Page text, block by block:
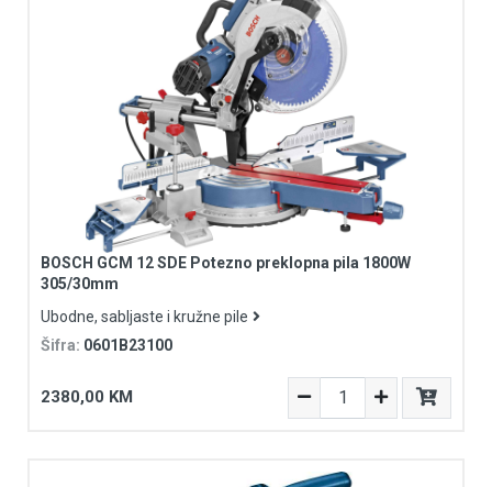
BOSCH GCM 12 SDE Potezno preklopna pila 1800W
305/30mm
Ubodne, sabljaste i kružne pile
Šifra: 0601B23100
2380,00 KM